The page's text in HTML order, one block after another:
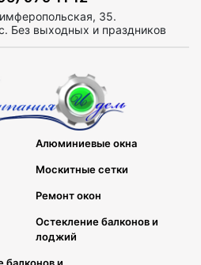
35.
Без выходных и праздников
Алюминиевые окна
Москитные сетки
Ремонт окон
Остекление балконов и
лоджий